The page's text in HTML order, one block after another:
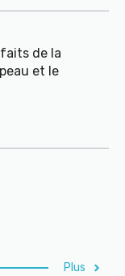
de la
et le
Plus